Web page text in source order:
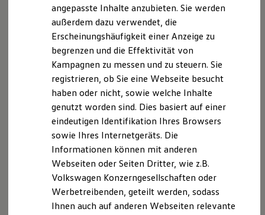
XTL-Dieselkraftstoff
Ersatzteile und Betriebsflüssigkeiten
Original Zubehör und Lifestyle Produkte
myVolkswagen
myVolkswagen Business
Elektrisch & Autonom
Elektro - & Hybridfahrzeuge
Unser Ansatz
Klimafreundlicher Strom
Reichweite & Ladelösungen
Reichweitensimulator
Ladezeitensimulator
Ladelösungen für Privatkunden
Ladelösungen für Gewerbekunden
Wallbox und Ladekabel
Förderung & Kosten der Elektrofahrzeuge
Fördermöglichkeiten für Privatkunden
Fördermöglichkeiten für Gewerbekunden
angepasste Inhalte anzubieten. Sie werden
außerdem dazu verwendet, die
Erscheinungshäufigkeit einer Anzeige zu
begrenzen und die Effektivität von
Kampagnen zu messen und zu steuern. Sie
registrieren, ob Sie eine Webseite besucht
haben oder nicht, sowie welche Inhalte
genutzt worden sind. Dies basiert auf einer
eindeutigen Identifikation Ihres Browsers
sowie Ihres Internetgeräts. Die
Informationen können mit anderen
Webseiten oder Seiten Dritter, wie z.B.
Volkswagen Konzerngesellschaften oder
Werbetreibenden, geteilt werden, sodass
Ihnen auch auf anderen Webseiten relevante